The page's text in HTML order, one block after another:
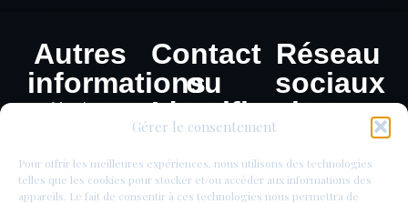
Gérer le consentement
Pour offrir les meilleures expériences, nous utilisons des technologies
telles que les cookies pour stocker et/ou accéder aux informations des
appareils. Le fait de consentir à ces technologies nous permettra de
Autres
informations
Mentions
confidentialité
Contact
ou
Identification
de
monnaie
Réseau
sociaux